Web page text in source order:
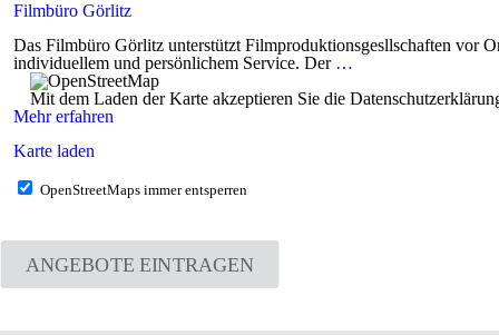
Filmbüro Görlitz
Das Filmbüro Görlitz unterstützt Filmproduktionsgesllschaften vor
individuellem und persönlichem Service. Der …
Mit dem Laden der Karte akzeptieren Sie die
Mehr erfahren
Karte laden
OpenStreetMaps immer entsperren
ANGEBOTE EINTRAGEN